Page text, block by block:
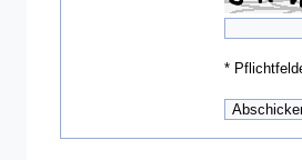
*